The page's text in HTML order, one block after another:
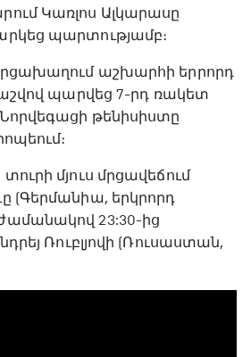
Կառլոս Ալկարասը
պարտությամբ։
աշխարհի երրորդ
պարվեց 7-րդ ռակետ
թենիսիստը
մյուս մրցավեճում
(Գերմանիա, երկրորդ
23:30-ից
Ռուբլյովի (Ռուսաստան,